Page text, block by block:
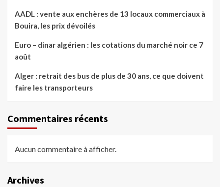
AADL : vente aux enchères de 13 locaux commerciaux à
Bouira, les prix dévoilés
Euro – dinar algérien : les cotations du marché noir ce 7
août
Alger : retrait des bus de plus de 30 ans, ce que doivent
faire les transporteurs
Commentaires récents
Aucun commentaire à afficher.
Archives